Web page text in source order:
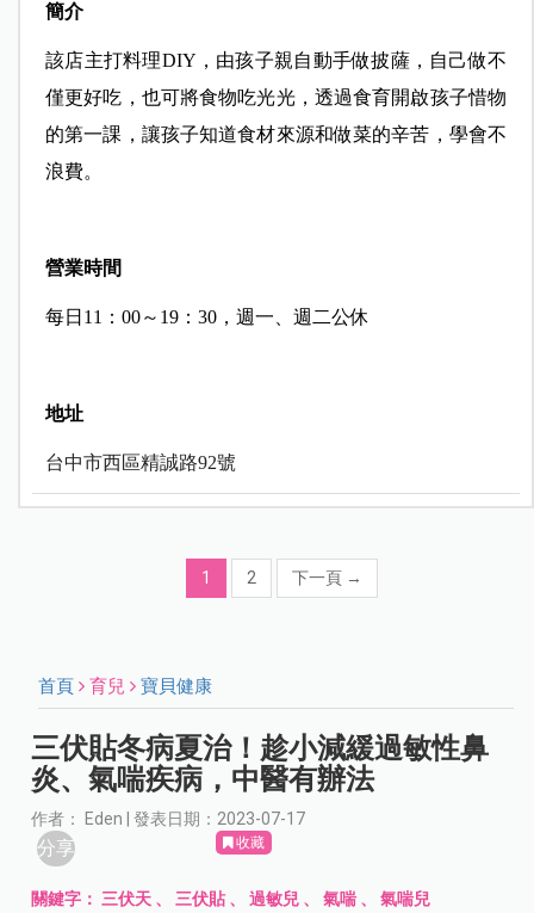
簡介
該店主打料理DIY，由孩子親自動手做披薩，自己做不
僅更好吃，也可將食物吃光光，透過食育開啟孩子惜物
的第一課，讓孩子知道食材來源和做菜的辛苦，學會不
浪費。
營業時間
每日11：00～19：30，週一、週二公休
地址
台中市西區精誠路92號
1 2 下一頁 →
首頁 育兒 寶貝健康
三伏貼冬病夏治！趁小減緩過敏性鼻
炎、氣喘疾病，中醫有辦法
作者： Eden | 發表日期：2023-07-17
分享 收藏
關鍵字：三伏天 、三伏貼、過敏兒 、氣喘 、氣喘兒